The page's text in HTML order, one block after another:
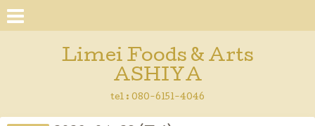
Limei Foods & Arts
ASHIYA
tel : 080-6151-4046